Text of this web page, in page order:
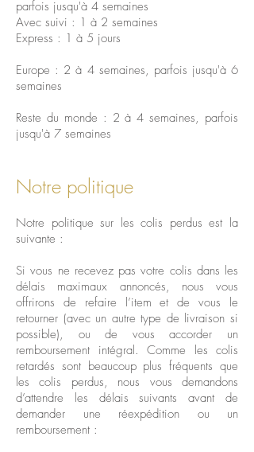
parfois jusqu'à 4 semaines
Avec suivi : 1 à 2 semaines
Express : 1 à 5 jours
Europe : 2 à 4 semaines, parfois jusqu'à 6
semaines
Reste du monde : 2 à 4 semaines, parfois
jusqu'à 7 semaines
Notre politique
Notre politique sur les colis perdus est la
suivante :
Si vous ne recevez pas votre colis dans les
délais maximaux annoncés, nous vous
offrirons de refaire l’item et de vous le
retourner (avec un autre type de livraison si
possible), ou de vous accorder un
remboursement intégral. Comme les colis
retardés sont beaucoup plus fréquents que
les colis perdus, nous vous demandons
d’attendre les délais suivants avant de
demander une réexpédition ou un
remboursement :